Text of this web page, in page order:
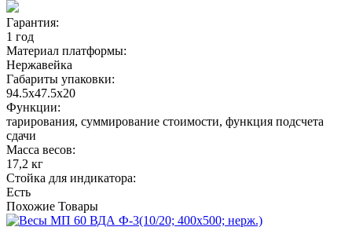
Гарантия:
1 год
Материал платформы:
Нержавейка
Габариты упаковки:
94.5x47.5x20
Функции:
тарирования, суммирование стоимости, функция подсчета
сдачи
Масса весов:
17,2 кг
Стойка для индикатора:
Есть
Похожие Товары